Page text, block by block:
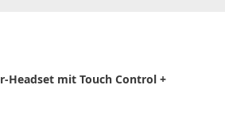
Headset mit Touch Control +